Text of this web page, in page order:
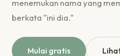
menemukan nama yang
berkata "ini dia."
Mulai gratis